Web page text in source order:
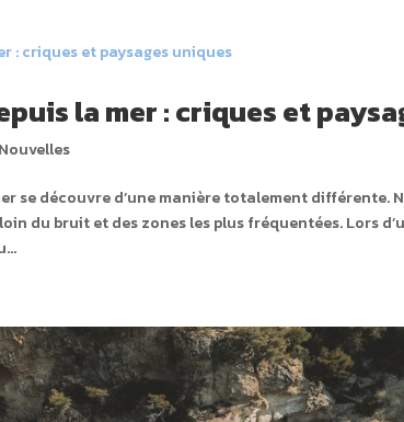
la mer : criques et
Nouvelles
se découvre d’une manière totalement différente.
du bruit et des zones les plus fréquentées. Lors